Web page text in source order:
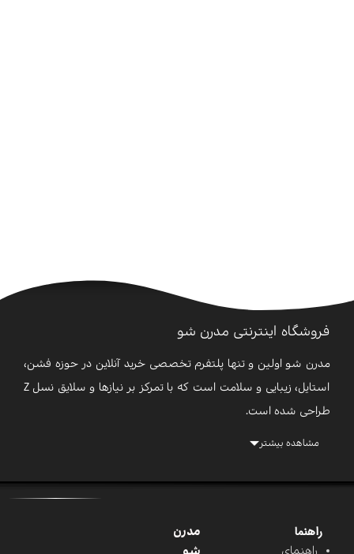
فروشگاه اینترنتی مدرن شو
مدرن شو اولین و تنها پلتفرم تخصصی خرید آنلاین در حوزه فشن،
استایل، زیبایی و سلامت است که با تمرکز بر نیازها و سلایق نسل Z
طراحی شده است.
ما مجموعه‌ای متنوع و به‌ روز از پوشاک، کیف، اکسسوری، لوازم
در مدرن شو، ما فقط محصول نمی‌فروشیم؛ ما به شما کمک
مشاهده بیشتر
راهنما
راهنمای
مدرن